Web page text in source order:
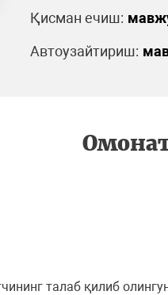
Қисман ечиш:
Автоузайтириш:
талаб қилиб